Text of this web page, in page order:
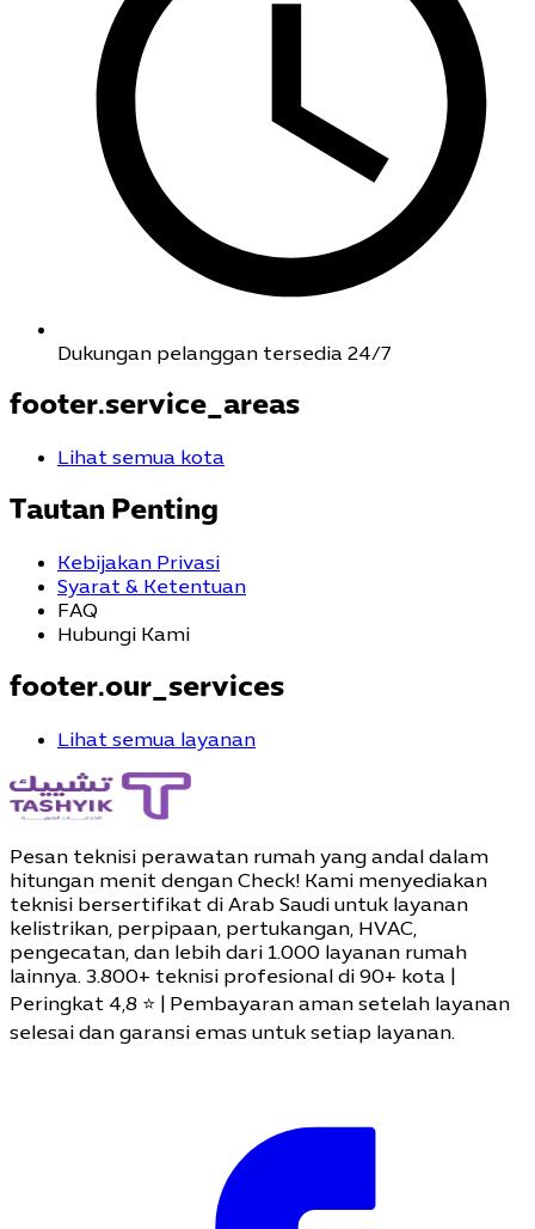
Dukungan pelanggan tersedia 24/7
footer.service_areas
Lihat semua kota
Tautan Penting
Kebijakan Privasi
Syarat & Ketentuan
FAQ
Hubungi Kami
footer.our_services
Lihat semua layanan
Pesan teknisi perawatan rumah yang andal dalam
hitungan menit dengan Check! Kami menyediakan
teknisi bersertifikat di Arab Saudi untuk layanan
kelistrikan, perpipaan, pertukangan, HVAC,
pengecatan, dan lebih dari 1.000 layanan rumah
lainnya. 3.800+ teknisi profesional di 90+ ​​kota |
Peringkat 4,8 ⭐ | Pembayaran aman setelah layanan
selesai dan garansi emas untuk setiap layanan.